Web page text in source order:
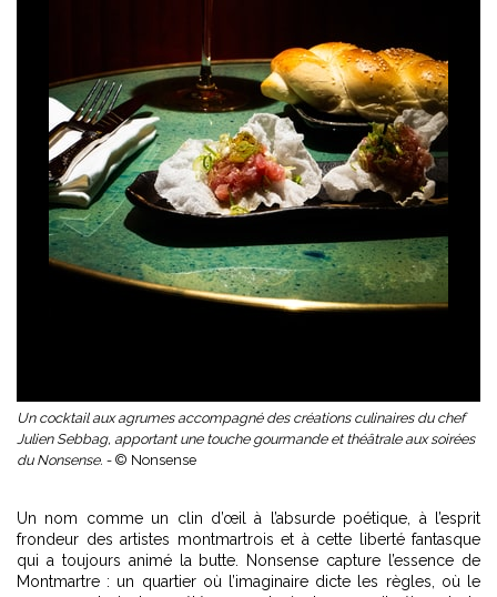
Un cocktail aux agrumes accompagné des créations culinaires du chef
Julien Sebbag, apportant une touche gourmande et théâtrale aux soirées
du Nonsense. - © Nonsense
Un nom comme un clin d’œil à l’absurde poétique, à l’esprit
frondeur des artistes montmartrois et à cette liberté fantasque
qui a toujours animé la butte. Nonsense capture l’essence de
Montmartre : un quartier où l’imaginaire dicte les règles, où le